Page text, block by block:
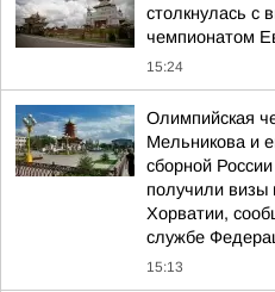
столкнулась с
чемпионатом
15:24
Олимпийская
Мельникова и
сборной
получили визы
Хорватии,
службе
15:13